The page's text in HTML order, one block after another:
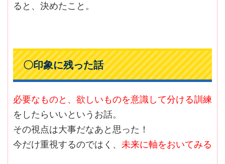
ると、決めたこと。
〇印象に残った話
必要なものと、欲しいものを意識して分ける訓練
をしたらいいというお話。
その視点は大事だなあと思った！
今だけ重視するのではく、 未来に軸をおいてみる